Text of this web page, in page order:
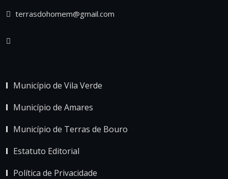
terrasdohomem@gmail.com
Município de Vila Verde
Município de Amares
Município de Terras de Bouro
Estatuto Editorial
Política de Privacidade